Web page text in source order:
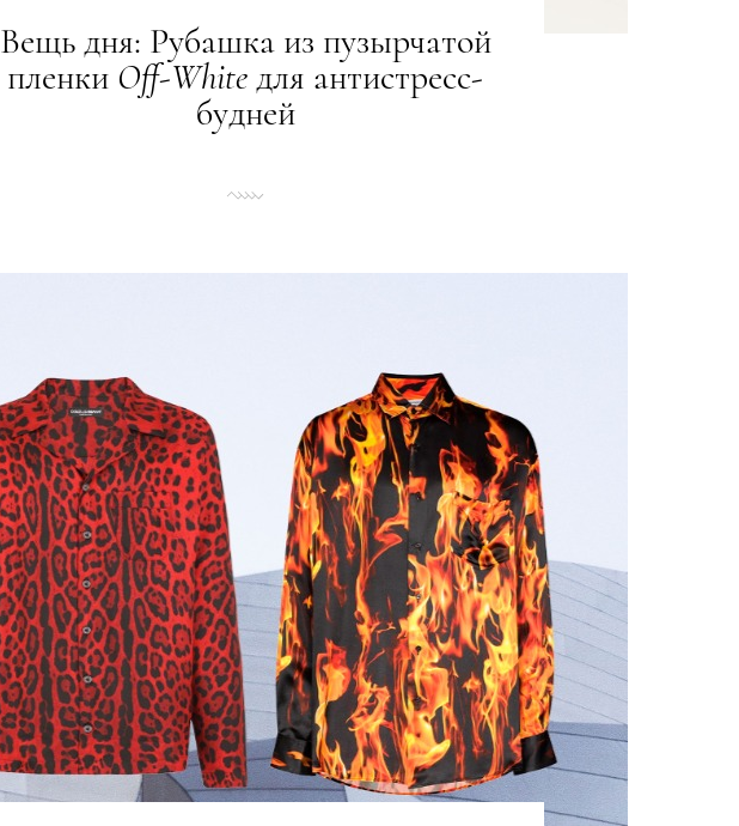
Вещь дня: Рубашка из пузырчатой
пленки Off-Whiteдля антистресс-
будней